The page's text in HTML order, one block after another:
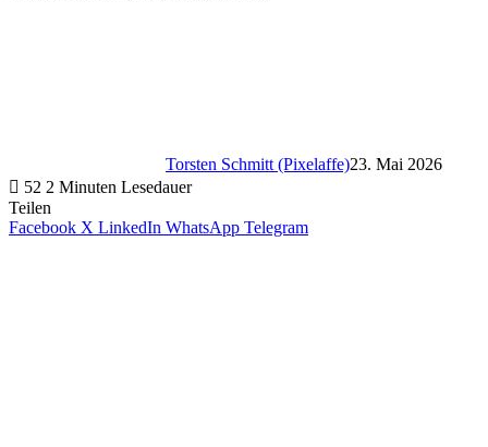
Torsten Schmitt (Pixelaffe)23. Mai 2026
52 2 Minuten Lesedauer
Teilen
Facebook X LinkedIn WhatsApp Telegram